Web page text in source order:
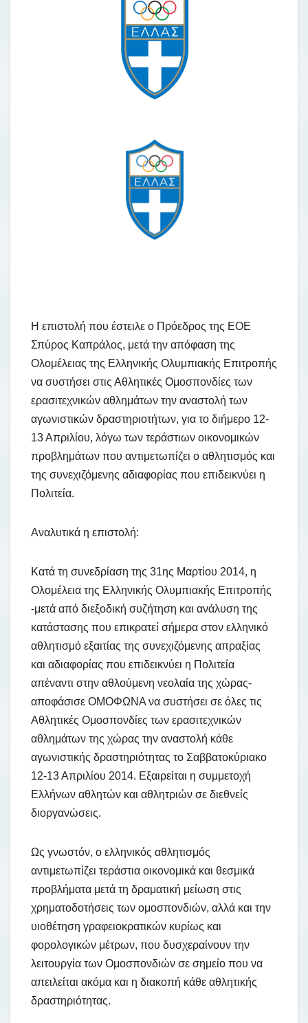
H επιστολή που έστειλε ο Πρόεδρος της ΕΟΕ
Σπύρος Καπράλος, μετά την απόφαση της
Ολομέλειας της Ελληνικής Ολυμπιακής Επιτροπής
να συστήσει στις Αθλητικές Ομοσπονδίες των
ερασιτεχνικών αθλημάτων την αναστολή των
αγωνιστικών δραστηριοτήτων, για το διήμερο 12-
13 Απριλίου, λόγω των τεράστιων οικονομικών
προβλημάτων που αντιμετωπίζει ο αθλητισμός και
της συνεχιζόμενης αδιαφορίας που επιδεικνύει η
Πολιτεία.
Αναλυτικά η επιστολή:
Κατά τη συνεδρίαση της 31ης Μαρτίου 2014, η
Ολομέλεια της Ελληνικής Ολυμπιακής Επιτροπής
-μετά από διεξοδική συζήτηση και ανάλυση της
κατάστασης που επικρατεί σήμερα στον ελληνικό
αθλητισμό εξαιτίας της συνεχιζόμενης απραξίας
και αδιαφορίας που επιδεικνύει η Πολιτεία
απέναντι στην αθλούμενη νεολαία της χώρας-
αποφάσισε ΟΜΟΦΩΝΑ να συστήσει σε όλες τις
Αθλητικές Ομοσπονδίες των ερασιτεχνικών
αθλημάτων της χώρας την αναστολή κάθε
αγωνιστικής δραστηριότητας το Σαββατοκύριακο
12-13 Απριλίου 2014. Εξαιρείται η συμμετοχή
Ελλήνων αθλητών και αθλητριών σε διεθνείς
διοργανώσεις.
Ως γνωστόν, ο ελληνικός αθλητισμός
αντιμετωπίζει τεράστια οικονομικά και θεσμικά
προβλήματα μετά τη δραματική μείωση στις
χρηματοδοτήσεις των ομοσπονδιών, αλλά και την
υιοθέτηση γραφειοκρατικών κυρίως και
φορολογικών μέτρων, που δυσχεραίνουν την
λειτουργία των Ομοσπονδιών σε σημείο που να
απειλείται ακόμα και η διακοπή κάθε αθλητικής
δραστηριότητας.